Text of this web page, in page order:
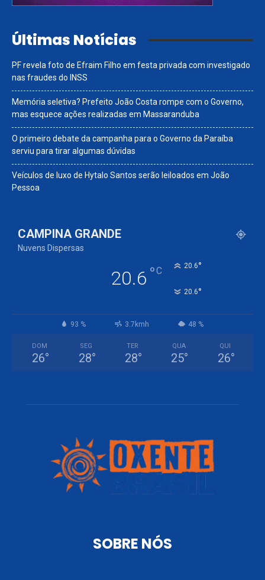
Últimas Notícias
PF revela foto de Efraim Filho em festa privada com investigado
nas fraudes do INSS
Memória seletiva? Prefeito João Costa rompe com o Governo,
mas esquece ações realizadas em Massaranduba
O primeiro debate da campanha para o Governo da Paraíba
serviu para tirar algumas dúvidas
Veículos de luxo de Hytalo Santos serão leiloados em João
Pessoa
CAMPINA GRANDE
Nuvens Dispersas
20.6 °C 20.6°
20.6°
93 % 3.7kmh 48 %
DOM
26°
SEG
28°
TER
28°
QUA
25°
QUI
26°
SOBRE NÓS